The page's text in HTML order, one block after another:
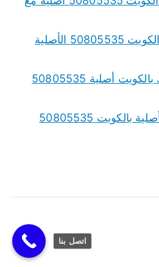
قطع غيار جيلي Geely الكويت 50805535 الأصلية
قطع غيار جيتور Jetour بالكويت أصلية 50805535
قطع غيار بايك BAIC الأصلية بالكويت 50805535
اتصل بنا